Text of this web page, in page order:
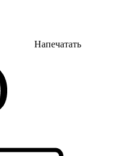
Напечатать